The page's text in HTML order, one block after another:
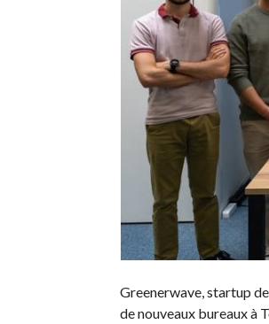
Greenerwave, startup
de nouveaux bureaux à